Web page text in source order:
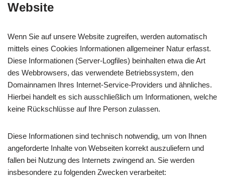
Website
Wenn Sie auf unsere Website zugreifen, werden automatisch
mittels eines Cookies Informationen allgemeiner Natur erfasst.
Diese Informationen (Server-Logfiles) beinhalten etwa die Art
des Webbrowsers, das verwendete Betriebssystem, den
Domainnamen Ihres Internet-Service-Providers und ähnliches.
Hierbei handelt es sich ausschließlich um Informationen, welche
keine Rückschlüsse auf Ihre Person zulassen.
Diese Informationen sind technisch notwendig, um von Ihnen
angeforderte Inhalte von Webseiten korrekt auszuliefern und
fallen bei Nutzung des Internets zwingend an. Sie werden
insbesondere zu folgenden Zwecken verarbeitet: